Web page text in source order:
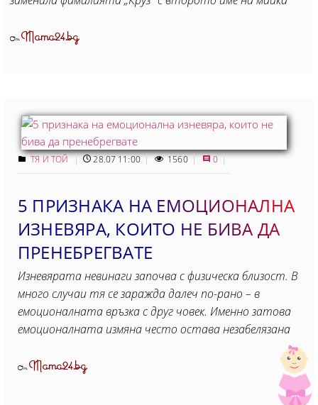
ОтMama24.bg
ТЯ И ТОЙ 28.07 11:00 1560 0
5 ПРИЗНАКА НА ЕМОЦИОНАЛНА
ИЗНЕВЯРА, КОИТО НЕ БИВА ДА
ПРЕНЕБРЕГВАТЕ
Изневярата невинаги започва с физическа близост. В
много случаи тя се заражда далеч по-рано – в
емоционалната връзка с друг човек. Именно затова
емоционалната измяна често остава незабелязана
ОтMama24.bg